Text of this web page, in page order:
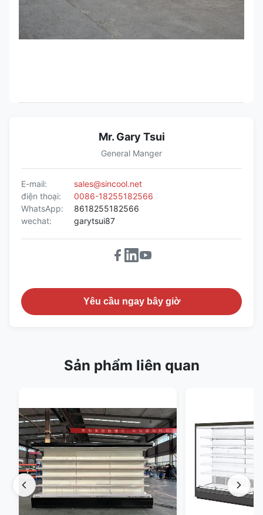
Mr. Gary Tsui
General Manger
E-mail:
sales@sincool.net
điện thoại:
0086-18255182566
WhatsApp:
8618255182566
wechat:
garytsui87
Yêu cầu ngay bây giờ
Sản phẩm liên quan